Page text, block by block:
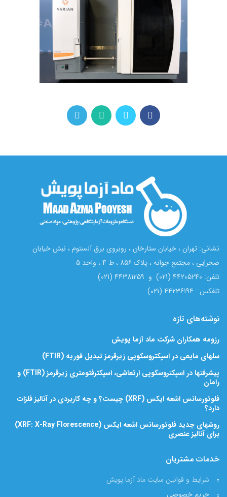
نشانی: تهران ، خیابان ستارخان ، روبروی برق آلستوم ، نبش خیابان
صحرایی ، مجتمع جوانه ، پلاک 856 ، ط 4 ، واحد 5
تلفن: 44205240 (021) و 44381259 (021)
تلفکس : 44236194 (021)
نوشته‌های تازه
رزومه همکاران شرکت ماد آزما پویش
سلهای مایعی در اسپکتروسکوپی زیرقرمز تبدیل فوریه (FTIR)
پیشرفتها در اسپکتروسکوپی ارتعاشی، اسپکترفتومتری زیرقرمز (FTIR) و
رامان
فلوئورسانس اشعه ایکس (XRF) چیست؟ و چه کاربردی در آنالیز فلزات
دارد؟
روشهای جدید فلوئورسانس اشعه ایکس (XRF: X-Ray Florescence)
برای آنالیز عنصری
خدمات مشتریان
شرایط و قوانین سایت ماد آزما پویش
حریم خصوصی